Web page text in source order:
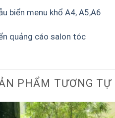
biển menu khổ A4, A5,A6
quảng cáo salon tóc
PHẨM TƯƠNG TỰ